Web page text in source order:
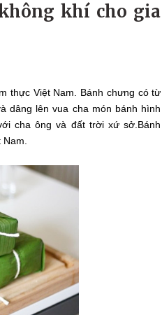
khí cho gia
thực Việt Nam. Bánh chưng có từ
dâng lên vua cha món bánh hình
cha ông và đất trời xứ sở.Bánh